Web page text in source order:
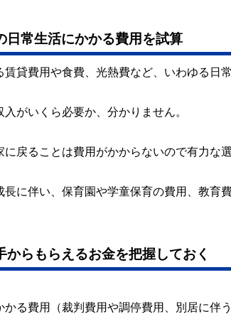
日常生活にかかる費用を試算
貸費用や食費、光熱費など、いわゆる日
がいくら必要か、分かりません。
戻ることは費用がかからないので有力な
長に伴い、保育園や学童保育の費用、教育
からもらえるお金を把握しておく
る費用（裁判費用や調停費用、別居に伴